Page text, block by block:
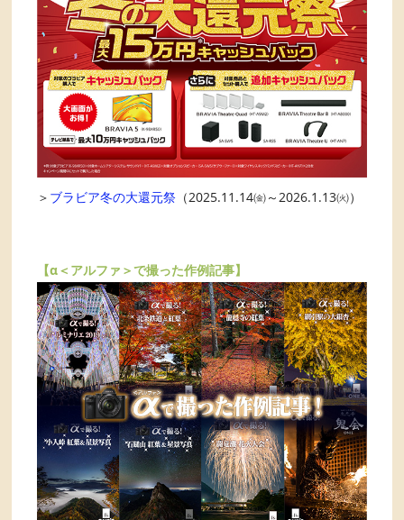
＞ ブラビア冬の大還元祭 （2025.11.14㈮～2026.1.13㈫）
【α＜アルファ＞で撮った作例記事】